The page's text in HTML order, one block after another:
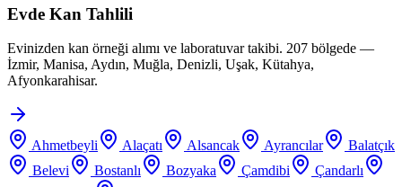
Evde Kan Tahlili
Evinizden kan örneği alımı ve laboratuvar takibi. 207 bölgede —
İzmir, Manisa, Aydın, Muğla, Denizli, Uşak, Kütahya,
Afyonkarahisar.
Ahmetbeyli Alaçatı Alsancak Ayrancılar
Balatçık
Belevi
Bostanlı Bozyaka Çamdibi
Çandarlı